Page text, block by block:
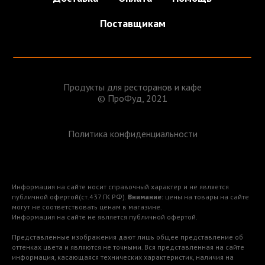
Поставщикам
Продукты для ресторанов и кафе
© ПроФуд, 2021
Политика конфиденциальности
Информация на сайте носит справочный характер и не является
публичной офертой(ст.437 ГК РФ). Внимание: цены на товары на сайте
могут не соответствовать ценам в магазине.
Информация на сайте не является публичной офертой.
Представленные изображения дают лишь общее представление об
оттенках цвета и являются не точными. Вся представленная на сайте
информация, касающаяся технических характеристик, наличия на